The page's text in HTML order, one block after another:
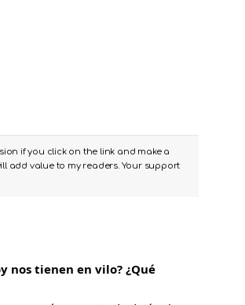
if you click on the link and make a
add value to my readers. Your support
nos tienen en vilo? ¿Qué